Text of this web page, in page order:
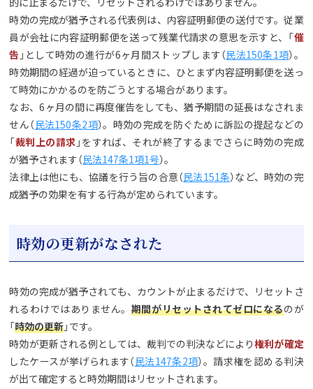
時効の完成が猶予される代表例は、内容証明郵便の送付です。従業
員が会社に内容証明郵便を送って残業代請求の意思を示すと、「催
告 」として時効の進行が6ヶ月間ストップします（民法150条1項）。
時効期間の経過が迫っているときに、ひとまず内容証明郵便を送っ
て時効にかかるのを防ごうとする場合があります。
なお、6ヶ月の間に再度催告をしても、猶予期間の延長はなされま
せん（民法150条2項）。時効の完成を防ぐために訴訟の提起などの
「裁判上の請求 」をすれば、それが終了するまでさらに時効の完成
が猶予されます（民法147条1項1号）。
法律上は他にも、協議を行う旨の合意（民法151条）など、時効の完
成猶予の効果を有する行為が定められています。
時効の更新がなされた
時効の完成が猶予されても、カウントが止まるだけで、リセットさ
れるわけではありません。 期間がリセットされてゼロになるのが
「時効の更新」です。
時効が更新される例としては、裁判での判決などにより権利が確定
したケースが挙げられます（民法147条2項）。請求権を認める判決
が出て確定すると時効期間はリセットされます。